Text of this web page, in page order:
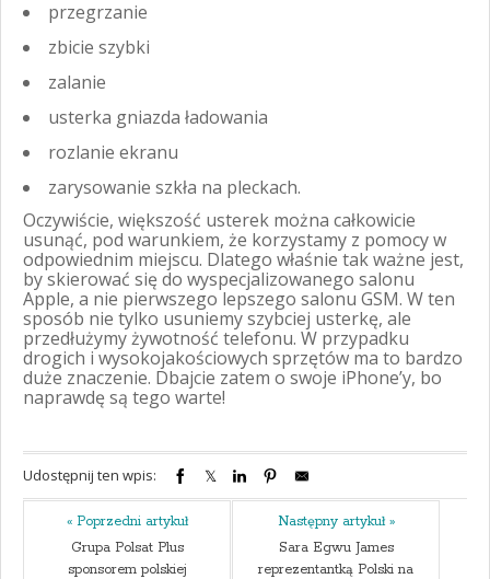
przegrzanie
zbicie szybki
zalanie
usterka gniazda ładowania
rozlanie ekranu
zarysowanie szkła na pleckach.
Oczywiście, większość usterek można całkowicie
usunąć, pod warunkiem, że korzystamy z pomocy w
odpowiednim miejscu. Dlatego właśnie tak ważne jest,
by skierować się do wyspecjalizowanego salonu
Apple, a nie pierwszego lepszego salonu GSM. W ten
sposób nie tylko usuniemy szybciej usterkę, ale
przedłużymy żywotność telefonu. W przypadku
drogich i wysokojakościowych sprzętów ma to bardzo
duże znaczenie. Dbajcie zatem o swoje iPhone’y, bo
naprawdę są tego warte!
Udostępnij ten wpis:
« Poprzedni artykuł
Grupa Polsat Plus
sponsorem polskiej
Następny artykuł »
Sara Egwu James
reprezentantką Polski na